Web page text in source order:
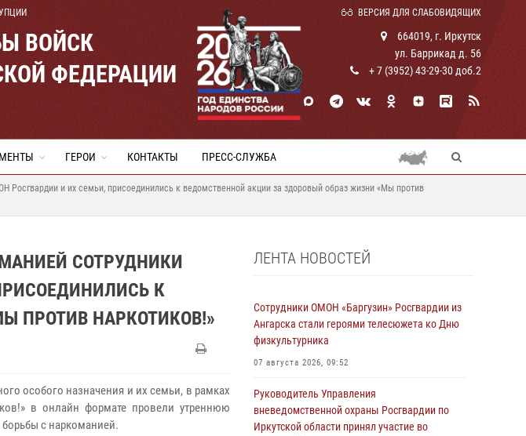
ВЕРСИЯ ДЛЯ СЛАБОВИДЯЩИХ
ВОЙСК
ФЕДЕРАЦИИ
664019, г. Иркутск
ул. Баррикад д. 56
+ 7 (3952) 43-29-30 доб.2
ГЕРОИ КОНТАКТЫ ПРЕСС-СЛУЖБА
и их семьи, присоединились к ведомственной акции за здоровый образ жизни «Мы против
СОТРУДНИКИ
К
ПРОТИВ НАРКОТИКОВ!»
особого назначения и их семьи, в рамках
в онлайн формате провели утреннюю
с наркоманией.
ЛЕНТА НОВОСТЕЙ
Сотрудники ОМОН «Баргузин» Росгвардии из
Ангарска стали героями телесюжета ко Дню
физкультурника
07 августа 2026, 09:52
Руководитель Управления
вневедомственной охраны Росгвардии по
Иркутской области принял участие во